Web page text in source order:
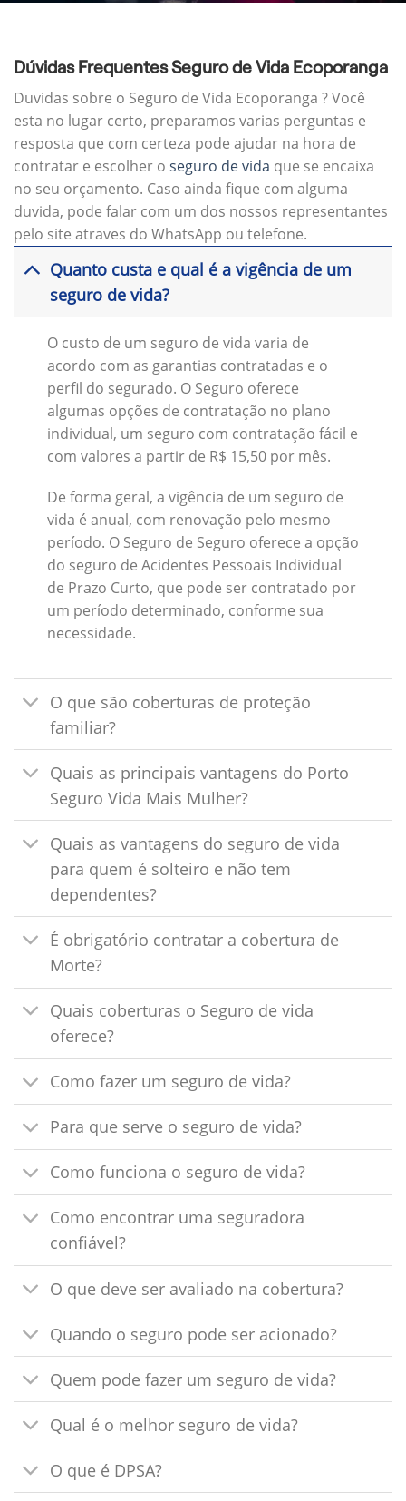
Dúvidas Frequentes Seguro de Vida Ecoporanga
Duvidas sobre o Seguro de Vida Ecoporanga ? Você
esta no lugar certo, preparamos varias perguntas e
resposta que com certeza pode ajudar na hora de
contratar e escolher o seguro de vida que se encaixa
no seu orçamento. Caso ainda fique com alguma
duvida, pode falar com um dos nossos representantes
pelo site atraves do WhatsApp ou telefone.
Quanto custa e qual é a vigência de um
seguro de vida?
O custo de um seguro de vida varia de
acordo com as garantias contratadas e o
perfil do segurado. O Seguro oferece
algumas opções de contratação no plano
individual, um seguro com contratação fácil e
com valores a partir de R$ 15,50 por mês.
De forma geral, a vigência de um seguro de
vida é anual, com renovação pelo mesmo
período. O Seguro de Seguro oferece a opção
do seguro de Acidentes Pessoais Individual
de Prazo Curto, que pode ser contratado por
um período determinado, conforme sua
necessidade.
O que são coberturas de proteção
familiar?
Quais as principais vantagens do Porto
Seguro Vida Mais Mulher?
Quais as vantagens do seguro de vida
para quem é solteiro e não tem
dependentes?
É obrigatório contratar a cobertura de
Morte?
Quais coberturas o Seguro de vida
oferece?
Como fazer um seguro de vida?
Para que serve o seguro de vida?
Como funciona o seguro de vida?
Como encontrar uma seguradora
confiável?
O que deve ser avaliado na cobertura?
Quando o seguro pode ser acionado?
Quem pode fazer um seguro de vida?
Qual é o melhor seguro de vida?
O que é DPSA?